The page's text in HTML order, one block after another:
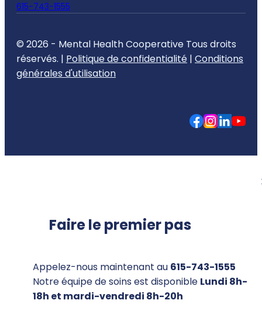
615-743-1555
© 2026 - Mental Health Cooperative Tous droits
réservés. | Politique de confidentialité | Conditions
générales d'utilisation
Faire le premier pas
Appelez-nous maintenant au 615-743-1555
Notre équipe de soins est disponible Lundi 8h-
18h et mardi-vendredi 8h-20h